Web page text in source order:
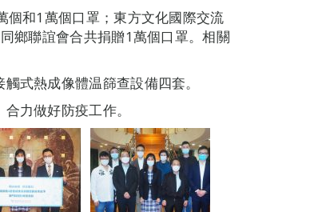
和1萬個口罩；東方文化國際交流
鄉聯誼會合共捐贈1萬個口罩。相關
式熱成像體温篩查設備四套。
力做好防疫工作。